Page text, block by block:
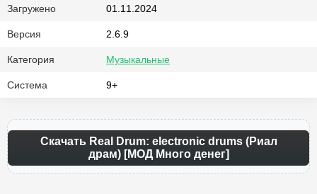
Загружено 01.11.2024
Версия 2.6.9
Категория Музыкальные
Система 9+
Скачать Real Drum: electronic drums (Риал
драм) [МОД Много денег]